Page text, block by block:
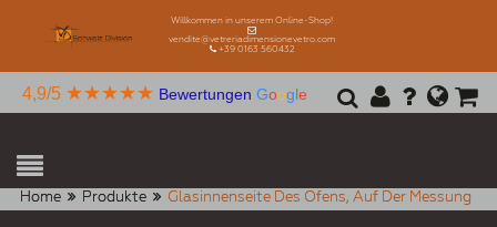
Willkommen in unserem Online-Shop!
vendite@vetreriadimensionevetro.com
+39 0163 560432
4,9/5 ★★★★★ Bewertungen Google
Home Produkte Glasinnenseite Des Ofens, Auf Der Messung